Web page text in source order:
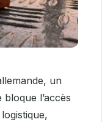
un
l’accès